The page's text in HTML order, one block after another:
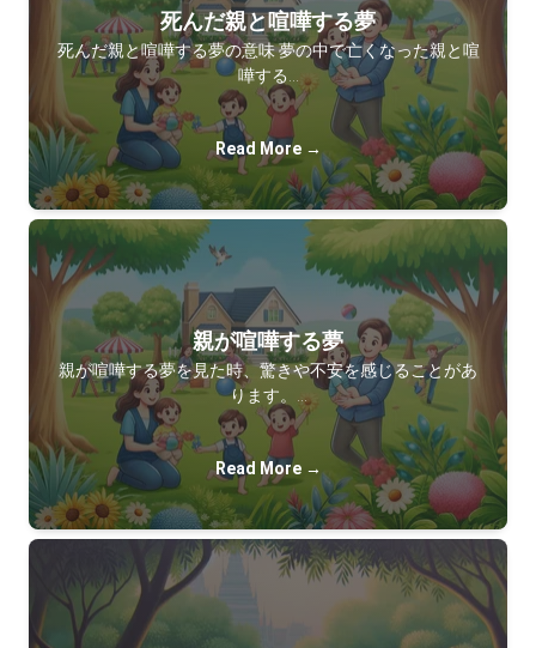
死んだ親と喧嘩する夢
死んだ親と喧嘩する夢の意味 夢の中で亡くなった親と喧
嘩する…
Read More →
親が喧嘩する夢
親が喧嘩する夢を見た時、驚きや不安を感じることがあ
ります。…
Read More →